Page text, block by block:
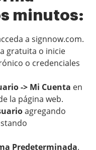
minutos:
a signnow.com.
gratuita o inicie
o credenciales
-> Mi Cuenta en
la página web.
agregando
Predeterminada.